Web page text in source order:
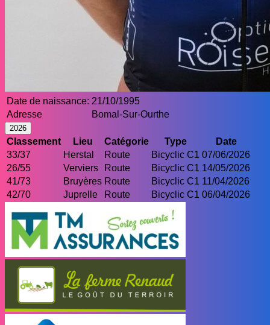
Date de naissance: 21/10/1995
Adresse
Bomal-Sur-Ourthe
2026
Classement Lieu Catégorie Type
Date
33/37
Herstal Route Bicyclic C1 07/06/2026
26/55
Verviers Route Bicyclic C1 14/05/2026
41/73
Bruyères Route Bicyclic C1 11/04/2026
42/70
Juprelle Route Bicyclic C1 06/04/2026